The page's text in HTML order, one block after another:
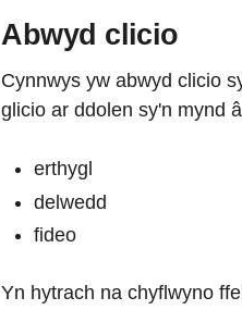
Abwyd clicio
Cynnwys yw abwyd clicio
glicio ar ddolen sy'n mynd
erthygl
delwedd
fideo
Yn hytrach na chyflwyno